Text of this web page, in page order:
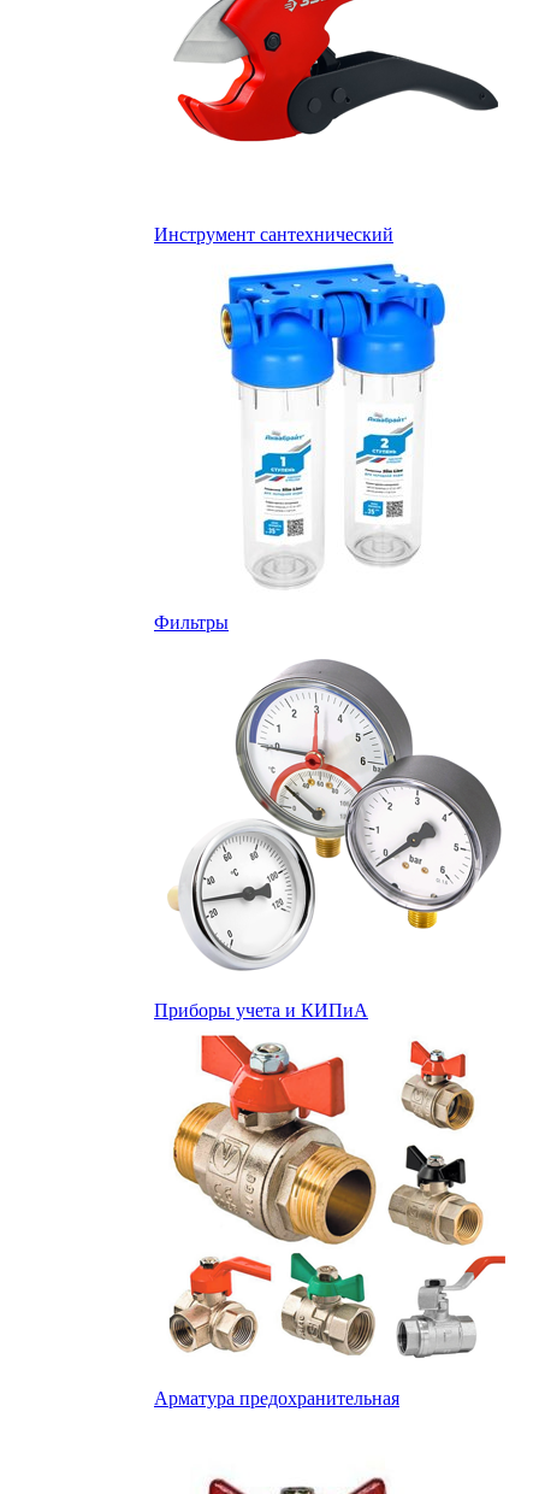
Инструмент сантехнический
Фильтры
Приборы учета и КИПиА
Арматура предохранительная